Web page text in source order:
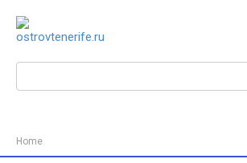
контенту
Поиск:
Home